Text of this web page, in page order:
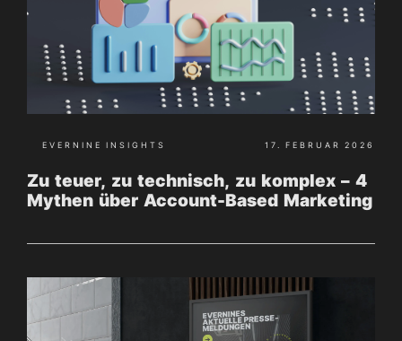
Zu teuer, zu technisch, zu komplex – 4
Mythen über Account-Based Marketing
EVERNINE INSIGHTS 17. FEBRUAR 2026